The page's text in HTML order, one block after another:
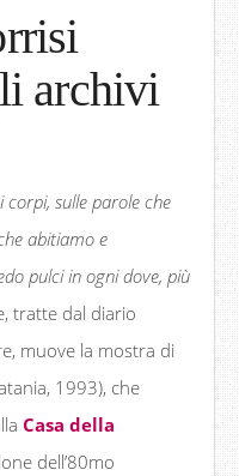
archivi
corpi, sulle parole che
abitiamo e
pulci in ogni dove, più
tratte dal diario
muove la mostra di
1993), che
Casa della
dell’80mo